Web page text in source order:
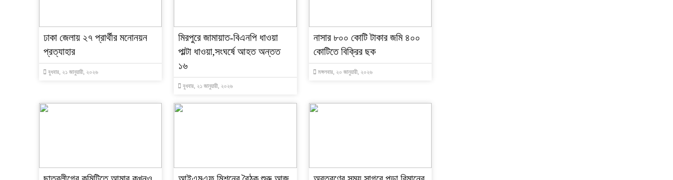
ঢাকা জেলায় ২৭ প্রার্থীর মনোনয়ন
প্রত্যাহার
বুধবার, ২১ জানুয়ারী, ২০২৬
মিরপুরে জামায়াত-বিএনপি ধাওয়া
পাল্টা ধাওয়া,সংঘর্ষে আহত অন্তত
১৬
বুধবার, ২১ জানুয়ারী, ২০২৬
নাসার ৮০০ কোটি টাকার জমি ৪০০
কোটিতে বিক্রির ছক
মঙ্গলবার, ২০ জানুয়ারী, ২০২৬